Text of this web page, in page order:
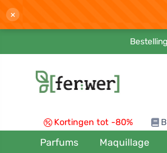
×
Kortingen tot -80%
Parfums Maquillage